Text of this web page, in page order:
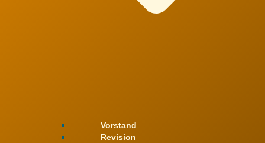
Vorstand
Revision